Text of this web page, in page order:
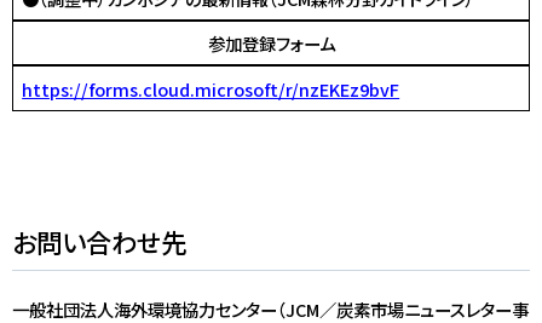
参加登録フォーム
https://forms.cloud.microsoft/r/nzEKEz9bvF
お問い合わせ先
一般社団法人海外環境協力センター（JCM／炭素市場ニュースレター事